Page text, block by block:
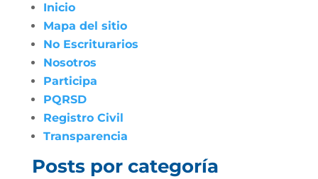
Inicio
Mapa del sitio
No Escriturarios
Nosotros
Participa
PQRSD
Registro Civil
Transparencia
Posts por categoría